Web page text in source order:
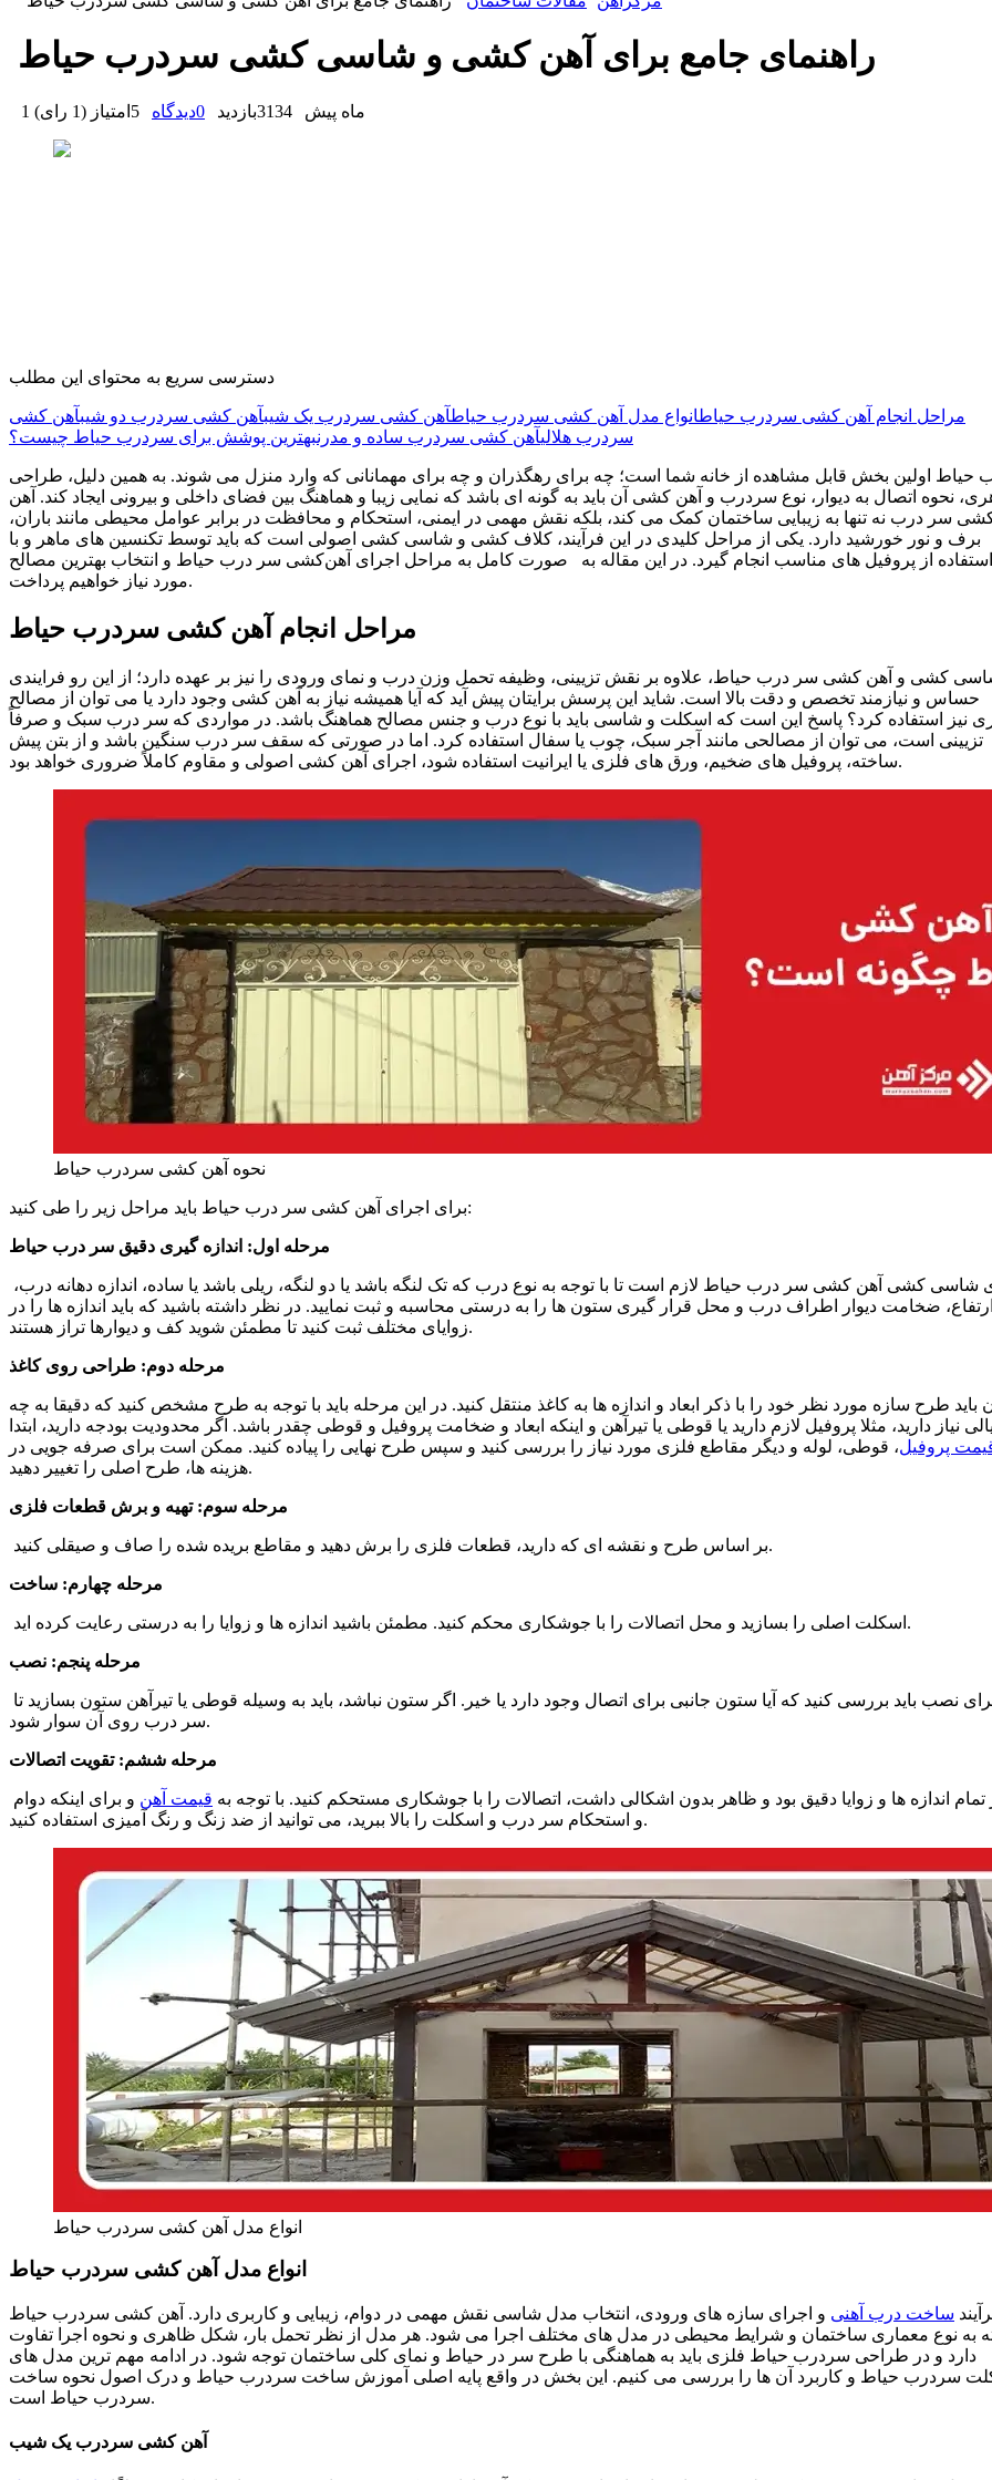
راهنمای جامع برای آهن کشی و شاسی کشی سردرب حیاط
1 ماه پیش 3134بازدید 0دیدگاه 5 امتیاز (1 رای )
دسترسی سریع به محتوای این مطلب
مراحل انجام آهن کشی سردرب حیاطانواع مدل آهن کشی سردرب حیاطآهن کشی سردرب یک شیبآهن کشی سردرب دو شیبآهن کشی
سردرب هلالیآهن کشی سردرب ساده و مدرنبهترین پوشش برای سردرب حیاط چیست؟
حیاط اولین بخش قابل مشاهده از خانه شما است؛ چه برای رهگذران و چه برای مهمانانی که وارد منزل می ‌شوند. به همین دلیل، طراحی
نحوه اتصال به دیوار، نوع سردرب و آهن‌ کشی آن باید به گونه ‌ای باشد که نمایی زیبا و هماهنگ بین فضای داخلی و بیرونی ایجاد کند. آهن‌
سر درب نه‌ تنها به زیبایی ساختمان کمک می‌ کند، بلکه نقش مهمی در ایمنی، استحکام و محافظت در برابر عوامل محیطی مانند باران،
برف و نور خورشید دارد. یکی از مراحل کلیدی در این فرآیند، کلاف‌ کشی و شاسی‌ کشی اصولی است که باید توسط تکنسین‌ های ماهر و با
استفاده از پروفیل ‌های مناسب انجام گیرد. در این مقاله به‌ صورت کامل به مراحل اجرای آهن‌کشی سر درب حیاط و انتخاب بهترین مصالح
مورد نیاز خواهیم پرداخت.
مراحل انجام آهن کشی سردرب حیاط
‌کشی و آهن‌ کشی سر درب حیاط، علاوه بر نقش تزیینی، وظیفه تحمل وزن درب و نمای ورودی را نیز بر عهده دارد؛ از این رو فرایندی
حساس و نیازمند تخصص و دقت بالا است. شاید این پرسش برایتان پیش آید که آیا همیشه نیاز به آهن‌ کشی وجود دارد یا می‌ توان از مصالح
نیز استفاده کرد؟ پاسخ این است که اسکلت و شاسی باید با نوع درب و جنس مصالح هماهنگ باشد. در مواردی که سر درب سبک و صرفاً
تزیینی است، می ‌توان از مصالحی مانند آجر سبک، چوب یا سفال استفاده کرد. اما در صورتی که سقف سر درب سنگین باشد و از بتن پیش
‌ساخته، پروفیل ‌های ضخیم، ورق‌ های فلزی یا ایرانیت استفاده شود، اجرای آهن ‌کشی اصولی و مقاوم کاملاً ضروری خواهد بود.
نحوه آهن کشی سردرب حیاط
برای اجرای آهن کشی سر درب حیاط باید مراحل زیر را طی کنید:
مرحله اول: اندازه گیری دقیق سر درب حیاط
شاسی کشی آهن کشی سر درب حیاط لازم است تا با توجه به نوع درب که تک لنگه باشد یا دو لنگه، ریلی باشد یا ساده، اندازه دهانه درب،
ضخامت دیوار اطراف درب و محل قرار گیری ستون ها را به درستی محاسبه و ثبت نمایید. در نظر داشته باشید که باید اندازه ها را در
زوایای مختلف ثبت کنید تا مطمئن شوید کف و دیوارها تراز هستند.
مرحله دوم: طراحی روی کاغذ
باید طرح سازه مورد نظر خود را با ذکر ابعاد و اندازه ها به کاغذ منتقل کنید. در این مرحله باید با توجه به طرح مشخص کنید که دقیقا به چه
نیاز دارید، مثلا پروفیل لازم دارید یا قوطی یا تیرآهن و اینکه ابعاد و ضخامت پروفیل و قوطی چقدر باشد. اگر محدودیت بودجه دارید، ابتدا
پروفیل، قوطی، لوله و دیگر مقاطع فلزی مورد نیاز را بررسی کنید و سپس طرح نهایی را پیاده کنید. ممکن است برای صرفه جویی در
هزینه ها، طرح اصلی را تغییر دهید.
مرحله سوم: تهیه و برش قطعات فلزی
بر اساس طرح و نقشه ای که دارید، قطعات فلزی را برش دهید و مقاطع بریده شده را صاف و صیقلی کنید.
مرحله چهارم: ساخت
اسکلت اصلی را بسازید و محل اتصالات را با جوشکاری محکم کنید. مطمئن باشید اندازه ها و زوایا را به درستی رعایت کرده اید.
مرحله پنجم: نصب
سر درب روی آن سوار شود.
مرحله ششم: تقویت اتصالات
تمام اندازه ها و زوایا دقیق بود و ظاهر بدون اشکالی داشت، اتصالات را با جوشکاری مستحکم کنید. با توجه به قیمت آهن و برای اینکه دوام
و استحکام سر درب و اسکلت را بالا ببرید، می توانید از ضد زنگ و رنگ آمیزی استفاده کنید.
انواع مدل آهن کشی سردرب حیاط
انواع مدل آهن کشی سردرب حیاط
ساخت درب آهنی و اجرای سازه های ورودی، انتخاب مدل شاسی نقش مهمی در دوام، زیبایی و کاربری دارد. آهن کشی سردرب حیاط
به نوع معماری ساختمان و شرایط محیطی در مدل های مختلف اجرا می شود. هر مدل از نظر تحمل بار، شکل ظاهری و نحوه اجرا تفاوت
دارد و در طراحی سردرب حیاط فلزی باید به هماهنگی با طرح سر در حیاط و نمای کلی ساختمان توجه شود. در ادامه مهم ترین مدل های
سردرب حیاط و کاربرد آن ها را بررسی می کنیم. این بخش در واقع پایه اصلی آموزش ساخت سردرب حیاط و درک اصول نحوه ساخت
سردرب حیاط است.
آهن کشی سردرب یک شیب